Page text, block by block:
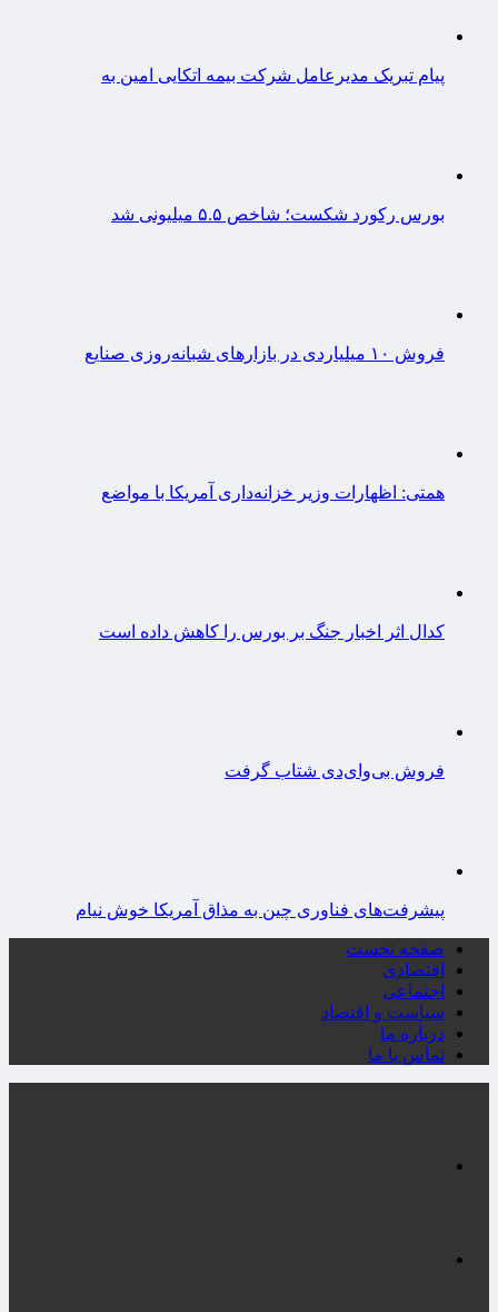
پیام تبریک مدیرعامل شرکت بیمه اتکایی امین به
بورس رکورد شکست؛ شاخص ۵.۵ میلیونی شد
فروش ۱۰ میلیاردی در بازارهای شبانه‌روزی صنایع
همتی: اظهارات وزیر خزانه‌داری آمریکا با مواضع
کدال اثر اخبار جنگ بر بورس را کاهش داده است
فروش بی‌وای‌دی شتاب گرفت
پیشرفت‌های فناوری چین به مذاق آمریکا خوش نیام
صفحه نخست
اقتصادی
اجتماعی
سیاست و اقتصاد
درباره ما
تماس با ما